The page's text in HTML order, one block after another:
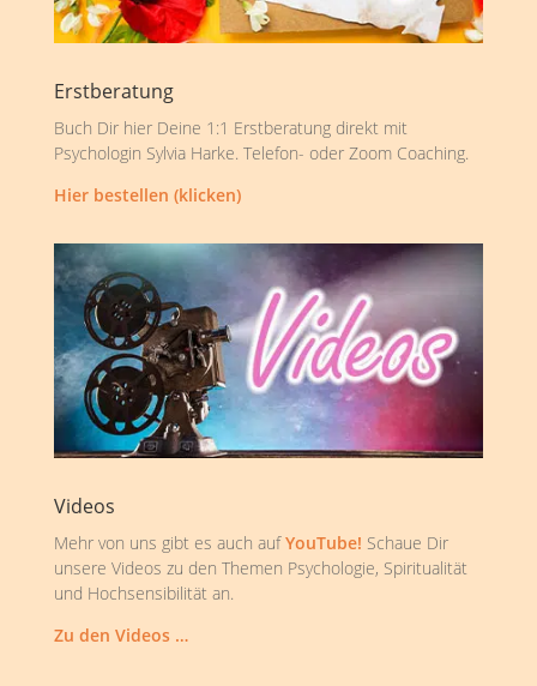
Erstberatung
Buch Dir hier Deine 1:1 Erstberatung direkt mit
Psychologin Sylvia Harke. Telefon- oder Zoom Coaching.
Hier bestellen (klicken)
Videos
Mehr von uns gibt es auch aufYouTube! Schaue Dir
unsere Videos zu den Themen Psychologie, Spiritualität
und Hochsensibilität an.
Zu den Videos …